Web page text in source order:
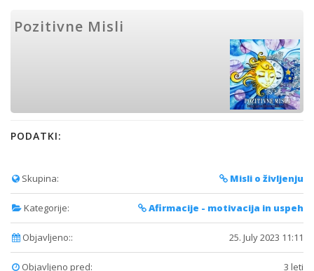
Pozitivne Misli
PODATKI:
Skupina: Misli o življenju
Kategorije: Afirmacije - motivacija in uspeh
Objavljeno:: 25. July 2023 11:11
Objavljeno pred: 3 leti